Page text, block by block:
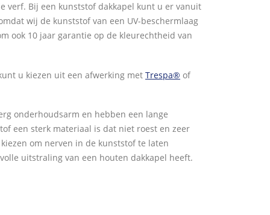
verf. Bij een kunststof dakkapel kunt u er vanuit
wij de kunststof van een UV-beschermlaag
ook 10 jaar garantie op de kleurechtheid van
u kiezen uit een afwerking met Trespa® of
onderhoudsarm en hebben een lange
een sterk materiaal is dat niet roest en zeer
om nerven in de kunststof te laten
uitstraling van een houten dakkapel heeft.